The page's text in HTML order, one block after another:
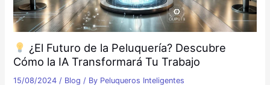
¿El Futuro de la Peluquería? Descubre
Cómo la IA Transformará Tu Trabajo
15/08/2024 / Blog / By Peluqueros Inteligentes